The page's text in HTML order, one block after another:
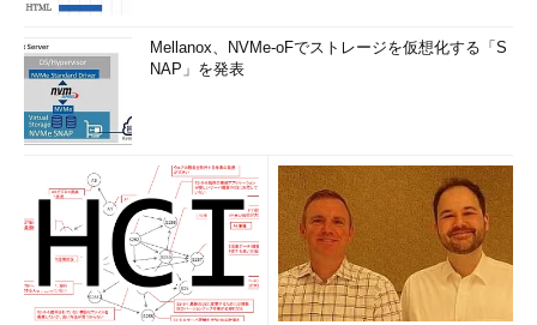
Mellanox、NVMe-oFでストレージを仮想化する「S
NAP」を発表